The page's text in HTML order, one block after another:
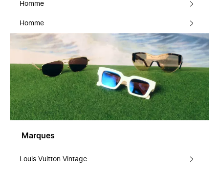
Homme
Homme
Marques
Louis Vuitton Vintage